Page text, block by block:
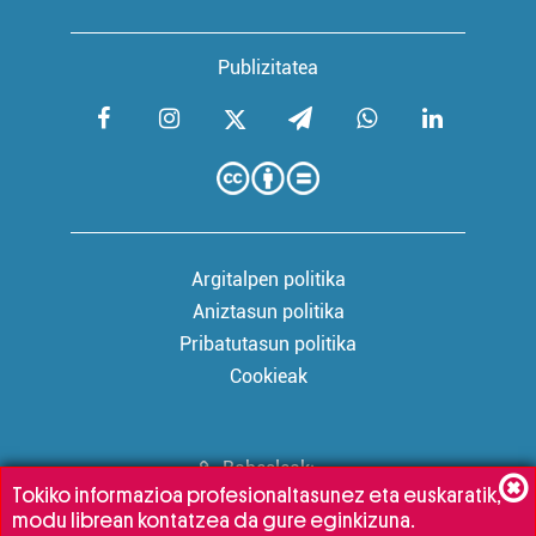
Publizitatea
Argitalpen politika
Aniztasun politika
Pribatutasun politika
Cookieak
Babesleak:
Tokiko informazioa profesionaltasunez eta euskaratik,
modu librean kontatzea da gure eginkizuna.